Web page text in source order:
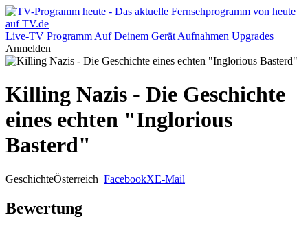
Live-TV Programm Auf Deinem Gerät Aufnahmen Upgrades
Anmelden
Killing Nazis - Die Geschichte
eines echten "Inglorious
Basterd"
GeschichteÖsterreich FacebookXE-Mail
Bewertung